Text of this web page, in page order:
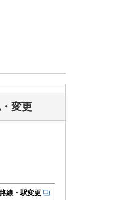
変更
路線・駅変更